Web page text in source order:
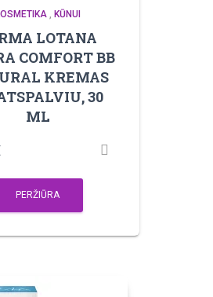
, KŪNUI
LOTANA
COMFORT BB
KREMAS
30
ML
PERŽIŪRA